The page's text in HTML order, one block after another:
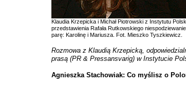
Klaudia Krzepicka i Michał Piotrowski z Instytutu
przedstawienia Rafała Rutkowskiego
parę: Karolinę i Mariusza. Fot. Mieszko Tyszkiewicz.
Rozmowa z Klaudią Krzepicką,
prasą (PR & Pressansvarig) w Instytucie
Agnieszka Stachowiak: Co myślisz o